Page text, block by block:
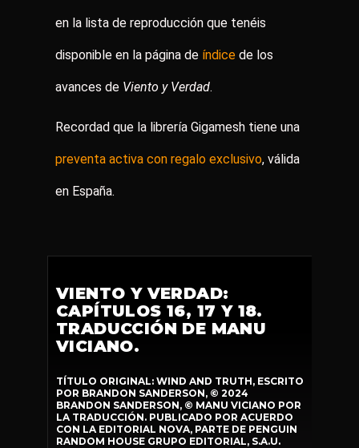
en la lista de reproducción que tenéis
disponible en la página de índice de los
avances de Viento y Verdad.
Recordad que la librería Gigamesh tiene una
preventa activa con regalo exclusivo, válida
en España.
VIENTO Y VERDAD:
CAPÍTULOS 16, 17 Y 18.
TRADUCCIÓN DE MANU
VICIANO.
TÍTULO ORIGINAL: WIND AND TRUTH, ESCRITO
POR BRANDON SANDERSON, © 2024
BRANDON SANDERSON, © MANU VICIANO POR
LA TRADUCCIÓN. PUBLICADO POR ACUERDO
CON LA EDITORIAL NOVA, PARTE DE PENGUIN
RANDOM HOUSE GRUPO EDITORIAL, S.A.U.